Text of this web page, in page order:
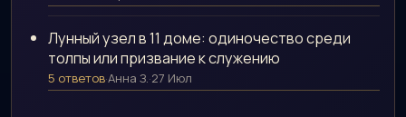
Лунный узел в 11 доме: одиночество среди
толпы или призвание к служению
5 ответов·Анна З.·27 Июл